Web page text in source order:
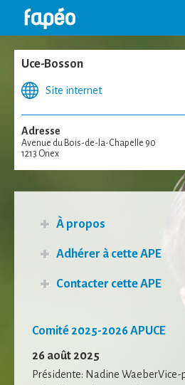
Uce-Bosson
Site internet
Adresse
Avenue du Bois-de-la-Chapelle 90
1213 Onex
À propos
Adhérer à cetteAPE
Contacter cetteAPE
Comité 2025-2026 APUCE
26 août 2025
Présidente: Nadine WaeberVice-